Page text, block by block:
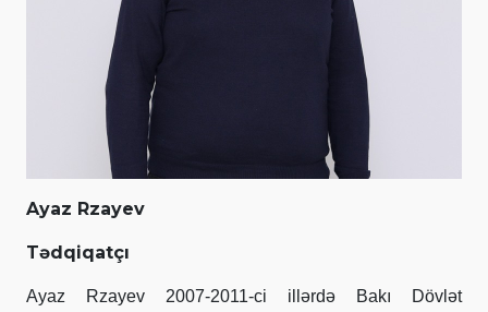
Ayaz Rzayev
Tədqiqatçı
Ayaz Rzayev 2007-2011-ci illərdə Bakı Dövlət